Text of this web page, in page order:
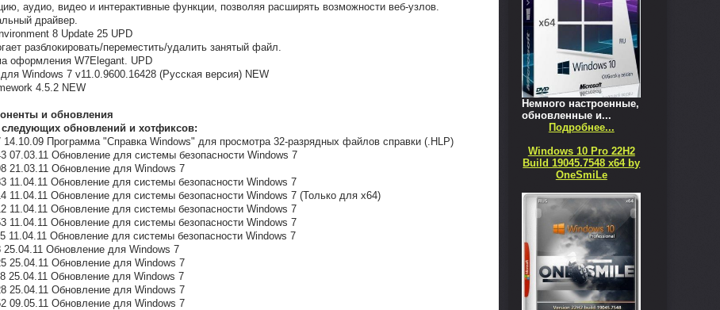
аудио, видео и интерактивные функции, позволяя расширять возможности веб-узлов.
драйвер.
8 Update 25 UPD
разблокировать/переместить/удалить занятый файл.
оформления W7Elegant. UPD
Windows 7 v11.0.9600.16428 (Русская версия) NEW
4.5.2 NEW
и обновления
обновлений и хотфиксов:
14.10.09 Программа "Справка Windows" для просмотра 32-разрядных файлов справки (.HLP)
07.03.11 Обновление для системы безопасности Windows 7
21.03.11 Обновление для Windows 7
11.04.11 Обновление для системы безопасности Windows 7
11.04.11 Обновление для системы безопасности Windows 7 (Только для x64)
11.04.11 Обновление для системы безопасности Windows 7
11.04.11 Обновление для системы безопасности Windows 7
11.04.11 Обновление для системы безопасности Windows 7
25.04.11 Обновление для Windows 7
25.04.11 Обновление для Windows 7
25.04.11 Обновление для Windows 7
25.04.11 Обновление для Windows 7
09.05.11 Обновление для Windows 7
Немного настроенные,
обновленные и...
Подробнее...
Windows 10 Pro 22H2
Build 19045.7548 x64 by
OneSmiLe